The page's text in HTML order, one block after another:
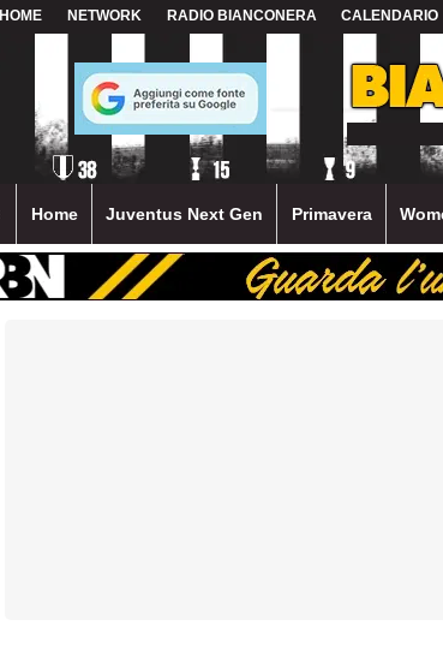
HOME NETWORK RADIO BIANCONERA CALENDARIO
Home Juventus Next Gen Primavera